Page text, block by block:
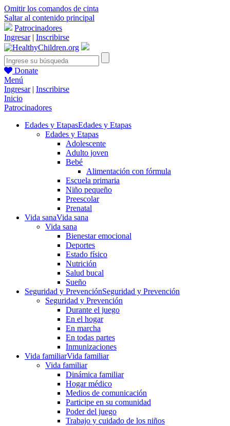
Omitir los comandos de cinta
Saltar al contenido principal
Patrocinadores
Ingresar| Inscribirse
Donate
Menú
Ingresar| Inscribirse
Inicio
Patrocinadores
Edades y EtapasEdades y Etapas
Edades y Etapas
Adolescente
Adulto joven
Bebé
Alimentación con fórmula
Escuela primaria
Niño pequeño
Preescolar
Prenatal
Vida sanaVida sana
Vida sana
Bienestar emocional
Deportes
Estado físico
Nutrición
Salud bucal
Sueño
Seguridad y PrevenciónSeguridad y Prevención
Seguridad y Prevención
Durante el juego
En el hogar
En marcha
En todas partes
Inmunizaciones
Vida familiarVida familiar
Vida familiar
Dinámica familiar
Hogar médico
Medios de comunicación
Participe en su comunidad
Poder del juego
Trabajo y cuidado de los niños